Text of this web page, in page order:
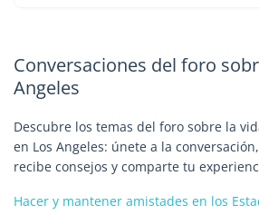
Conversaciones del foro
Angeles
Descubre los temas del foro sobre la
en Los Angeles: únete a la
recibe consejos y comparte tu
Hacer y mantener amistades en los